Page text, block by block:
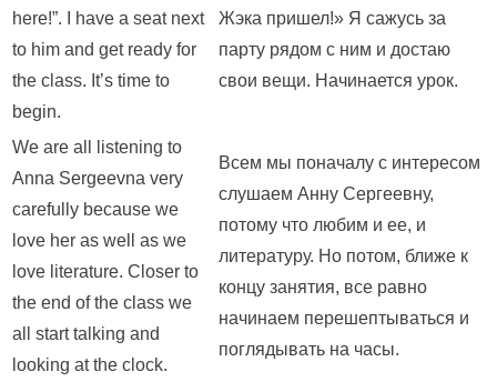
here!”. I have a seat next
to him and get ready for
the class. It’s time to
begin.
Жэка пришел!» Я сажусь за
парту рядом с ним и достаю
свои вещи. Начинается урок.
We are all listening to
Anna Sergeevna very
carefully because we
love her as well as we
love literature. Closer to
the end of the class we
all start talking and
looking at the clock.
Всем мы поначалу с интересом
слушаем Анну Сергеевну,
потому что любим и ее, и
литературу. Но потом, ближе к
концу занятия, все равно
начинаем перешептываться и
поглядывать на часы.